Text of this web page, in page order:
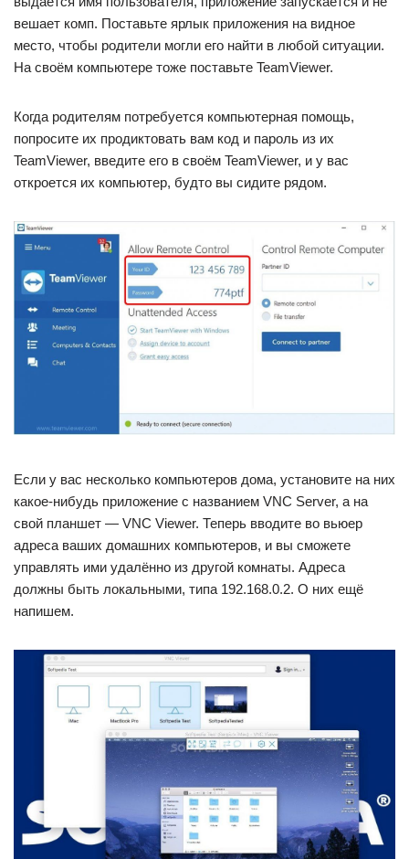
вешает комп. Поставьте ярлык приложения на видное
место, чтобы родители могли его найти в любой ситуации.
На своём компьютере тоже поставьте TeamViewer.
Когда родителям потребуется компьютерная помощь,
попросите их продиктовать вам код и пароль из их
TeamViewer, введите его в своём TeamViewer, и у вас
откроется их компьютер, будто вы сидите рядом.
Если у вас несколько компьютеров дома, установите на них
какое-нибудь приложение с названием VNC Server, а на
свой планшет — VNC Viewer. Теперь вводите во вьюер
адреса ваших домашних компьютеров, и вы сможете
управлять ими удалённо из другой комнаты. Адреса
должны быть локальными, типа 192.168.0.2. О них ещё
напишем.